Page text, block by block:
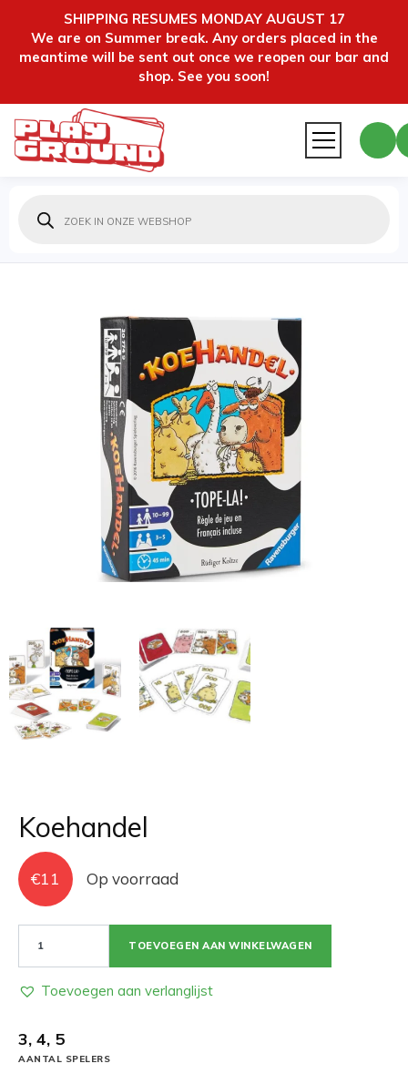
SHIPPING RESUMES MONDAY AUGUST 17
We are on Summer break. Any orders placed in the
meantime will be sent out once we reopen our bar and
shop. See you soon!
zoeken
Koehandel
€11 Op voorraad
aantal
TOEVOEGEN AAN WINKELWAGEN
Toevoegen aan verlanglijst
3, 4, 5
AANTAL SPELERS